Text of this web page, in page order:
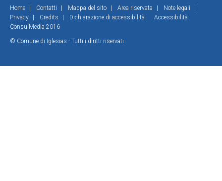
Home Contatti Mappa del sito Area riservata Note legali
Privacy
Credits Dichiarazione di accessibilità
Accessibilità
ConsulMedia 2016
© Comune di Iglesias - Tutti i diritti riservati